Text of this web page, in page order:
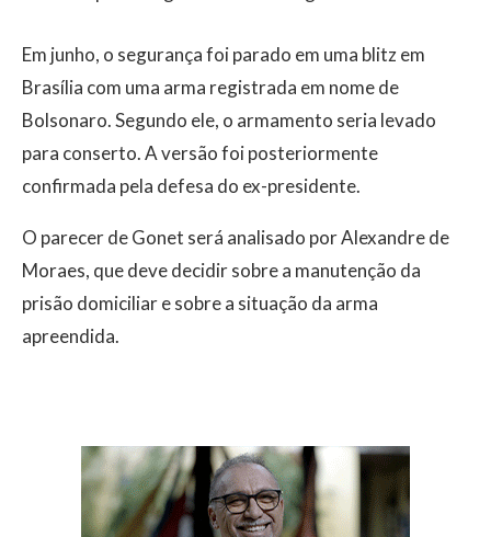
Em junho, o segurança foi parado em uma blitz em
Brasília com uma arma registrada em nome de
Bolsonaro. Segundo ele, o armamento seria levado
para conserto. A versão foi posteriormente
confirmada pela defesa do ex-presidente.
O parecer de Gonet será analisado por Alexandre de
Moraes, que deve decidir sobre a manutenção da
prisão domiciliar e sobre a situação da arma
apreendida.